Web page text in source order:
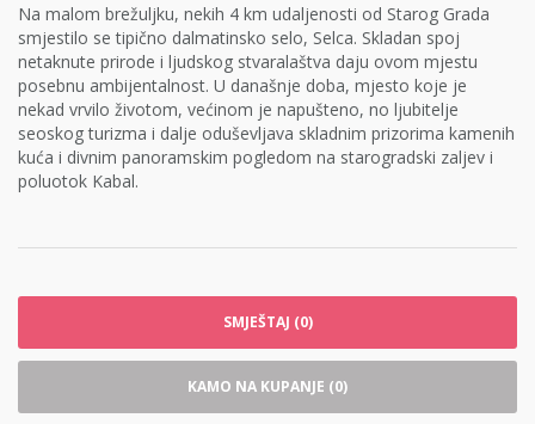
Na malom brežuljku, nekih 4 km udaljenosti od Starog Grada
smjestilo se tipično dalmatinsko selo, Selca. Skladan spoj
netaknute prirode i ljudskog stvaralaštva daju ovom mjestu
posebnu ambijentalnost. U današnje doba, mjesto koje je
nekad vrvilo životom, većinom je napušteno, no ljubitelje
seoskog turizma i dalje oduševljava skladnim prizorima kamenih
kuća i divnim panoramskim pogledom na starogradski zaljev i
poluotok Kabal.
SMJEŠTAJ (0)
KAMO NA KUPANJE (0)